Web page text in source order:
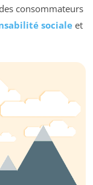
consommateurs
socialeet